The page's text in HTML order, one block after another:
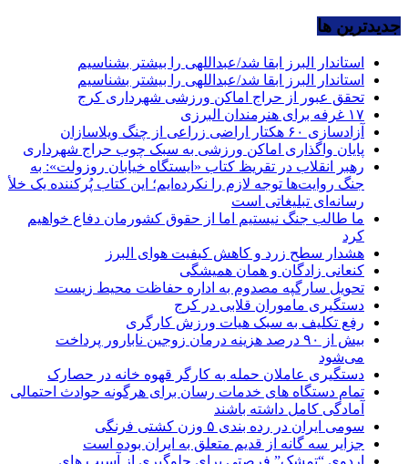
جديدترين ها
استاندار البرز ابقا شد/عبداللهی را بیشتر بشناسیم
استاندار البرز ابقا شد/عبداللهی را بیشتر بشناسیم
تحقق عبور از حراج اماکن ورزشی شهرداری کرج
۱۷ غرفه برای هنرمندان البرزی
آزادسازی ۶۰ هکتار اراضی زراعی از چنگ ویلاسازان
پایان واگذاری اماکن ورزشی به سبک چوب حراج شهرداری
رهبر انقلاب در تقریظ کتاب «ایستگاه خیابان روزولت»: به
جنگ روایت‌ها توجه لازم را نکرده‌ایم؛ این کتاب پُرکننده‌ یک خلأ
رسانه‌ای تبلیغاتی است
ما طالب جنگ نیستیم اما از حقوق کشورمان دفاع خواهیم
کرد
هشدار سطح زرد و کاهش کیفیت هوای البرز
کنعانی زادگان و همان همیشگی
تحویل سارگپه مصدوم به اداره حفاظت محیط زیست
دستگیری ماموران قلابی در کرج
رفع تکلیف به سبک هیات ورزش کارگری
بیش از ۹۰ درصد هزینه درمان زوجین نابارور پرداخت
می‌شود
دستگیری عاملان حمله به کارگر قهوه خانه در حصارک
تمام دستگاه های خدمات رسان برای هرگونه حوادث احتمالی
آمادگی کامل داشته باشند
سومی ایران در رده بندی ۵ وزن کشتی فرنگی
جزایر سه گانه از قدیم متعلق به ایران بوده است
اردوی “تمشک” فرصتی برای جلوگیری از آسیب های